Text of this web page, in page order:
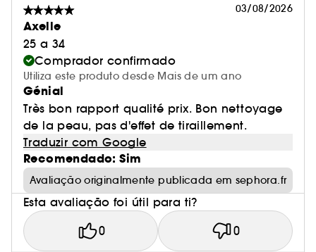
03/08/2026
Axelle
25 a 34
Comprador confirmado
Utiliza este produto desde Mais de um ano
Génial
Très bon rapport qualité prix. Bon nettoyage
de la peau, pas d'effet de tiraillement.
Traduzir com Google
Recomendado: Sim
Avaliação originalmente publicada em sephora.fr
Esta avaliação foi útil para ti?
0 0